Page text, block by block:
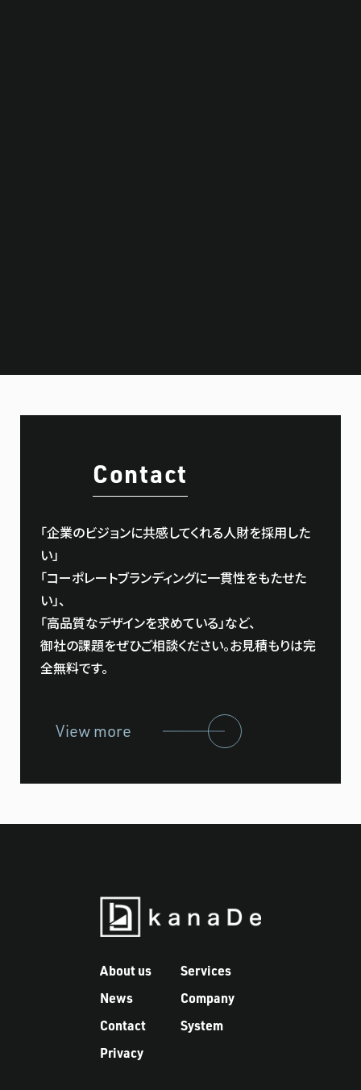
Contact
「企業のビジョンに共感してくれる人財を採用した
い」
「コーポレートブランディングに一貫性をもたせた
い」、
「⾼品質なデザインを求めている」など、
御社の課題をぜひご相談ください。お見積もりは完
全無料です。
View more
About us
Services
News
Company
Contact
System
Privacy